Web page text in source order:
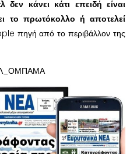
δεν κάνει κάτι επειδή είναι
το πρωτόκολλο ή αποτελεί
πηγή από το περιβάλλον της